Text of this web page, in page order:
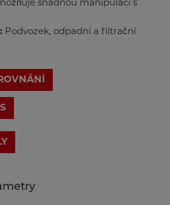
snadnou manipulaci s
Podvozek, odpadní a filtrační